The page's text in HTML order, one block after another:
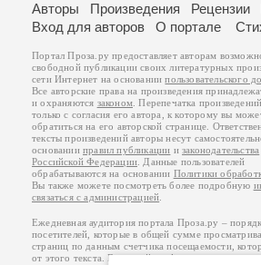
Авторы Произведения Рецензии
Вход для авторов
О портале
Портал Проза.ру предоставляет авторам
свободной публикации своих литературных
сети Интернет на основаниипользовательского
Все авторские права на произведения
и охраняются законом . Перепечатка
только с согласия его автора, к которому вы
обратиться на его авторской странице.
тексты произведений авторы несут
основанииправил публикации изаконодательства
Российской Федерации . Данные пользователей
обрабатываются на основании Политики
Вы также можете посмотреть более подробную
связаться с администрацией
Ежедневная аудитория портала Проза.ру –
посетителей, которые в общей сумме
страниц по данным счетчика посещаемости,
от этого текста. В каждой графе указано по две